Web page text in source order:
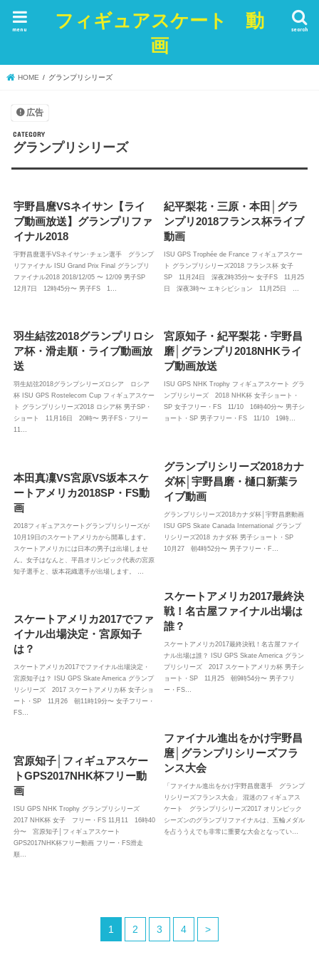
フィギュアスケート 動
画
search
menu
HOME グランプリシリーズ
広告
グランプリシリーズ
宇野昌麿VSネイサン【ライ
ブ動画放送】グランプリファ
イナル2018
宇野昌麿選手VSネイサン･チェン選手 グランプ
リファイナル ISU Grand Prix Final グランプリ
ファイナル2018 2018/12/05 〜 12/09 男子SP
12月7日 12時45分〜 男子FS 1…
紀平梨花・三原・本田│グラ
ンプリ2018フランス杯ライブ
動画
ISU GPS Trophée de France フィギュアスケー
ト グランプリシリーズ2018 フランス杯 女子
SP 11月24日 深夜2時35分〜 女子FS 11月25
日 深夜3時〜 エキシビション 11月25日 …
羽生結弦2018グランプリロシ
ア杯・滑走順・ライブ動画放
送
羽生結弦2018グランプシリーズロシア ロシア
杯 ISU GPS Rostelecom Cup フィギュアスケー
ト グランプリシリーズ2018 ロシア杯 男子SP・
ショート 11月16日 20時〜 男子FS・フリー
11…
宮原知子・紀平梨花・宇野昌
磨│グランプリ2018NHKライ
ブ動画放送
ISU GPS NHK Trophy フィギュアスケート グラ
ンプリシリーズ 2018 NHK杯 女子ショート・
SP 女子フリー・FS 11/10 16時40分〜 男子シ
ョート・SP 男子フリー・FS 11/10 19時…
グランプリシリーズ2018カナ
ダ杯│宇野昌磨・樋口新葉ラ
イブ動画
グランプリシリーズ2018カナダ杯│宇野昌磨動画
ISU GPS Skate Canada International グランプ
リシリーズ2018 カナダ杯 男子ショート・SP
10月27 朝4時52分〜 男子フリー・F…
本田真凜VS宮原VS坂本スケ
ートアメリカ2018SP・FS動
画
2018フィギュアスケートグランプリシリーズが
10月19日のスケートアメリカから開幕します。
スケートアメリカには日本の男子は出場しませ
ん。女子はなんと、平昌オリンピック代表の宮原
知子選手と、坂本花織選手が出場します。 …
スケートアメリカ2017最終決
戦！名古屋ファイナル出場は
誰？
スケートアメリカ2017最終決戦！名古屋ファイ
ナル出場は誰？ ISU GPS Skate America グラン
プリシリーズ 2017 スケートアメリカ杯 男子シ
ョート・SP 11月25 朝9時54分〜 男子フリ
ー・FS…
スケートアメリカ2017でファ
イナル出場決定・宮原知子
は？
スケートアメリカ2017でファイナル出場決定・
宮原知子は？ ISU GPS Skate America グランプ
リシリーズ 2017 スケートアメリカ杯 女子ショ
ート・SP 11月26 朝11時19分〜 女子フリー・
FS…
ファイナル進出をかけ宇野昌
麿│グランプリシリーズフラ
ンス大会
「ファイナル進出をかけ宇野昌麿選手 グランプ
リシリーズフランス大会」 混迷のフィギュアス
ケート グランプリシリーズ2017 オリンピック
シーズンのグランプリファイナルは、五輪メダル
を占ううえでも非常に重要な大会となってい…
宮原知子│フィギュアスケー
トGPS2017NHK杯フリー動
画
ISU GPS NHK Trophy グランプリシリーズ
2017 NHK杯 女子 フリー・FS 11月11 16時40
分〜 宮原知子│フィギュアスケート
GPS2017NHK杯フリー動画 フリー・FS滑走
順…
1 2 3 4 >